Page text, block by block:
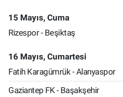
15 Mayıs, Cuma
Rizespor - Beşiktaş
16 Mayıs, Cumartesi
Fatih Karagümrük - Alanyaspor
Gaziantep FK - Başakşehir